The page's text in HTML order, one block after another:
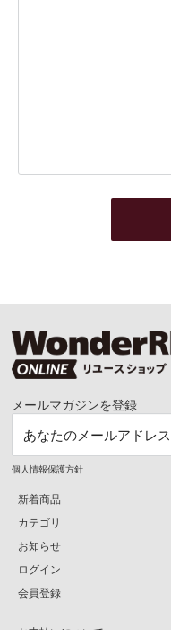
メールマガジンを登録
あなたのメールアドレス
個人情報保護方針
新着商品
カテゴリ
お知らせ
ログイン
会員登録